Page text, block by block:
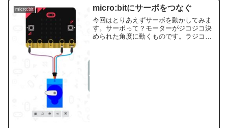
micro:bit micro:bitにサーボをつなぐ
今回はとりあえずサーボを動かしてみま
す。サーボって？モーターがジコジコ決
められた角度に動くものです。ラジコン